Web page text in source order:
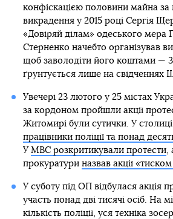
конфіскацією половини майна за
викрадення у 2015 році Сергія
«Довіряй ділам» одеського мера
Стерненко начебто організував
щоб заволодіти його коштами —
ґрунтується лише на свідченнях
Увечері 23 лютого у 25 містах
за кордоном пройшли акції
Житомирі були сутички. У столиці
працівники поліції та понад
У МВС розкритикували протести,
прокуратури назвав акції
У суботу під ОП відбулася акція
участь понад дві тисячі осіб. На
кількість поліції, уся техніка